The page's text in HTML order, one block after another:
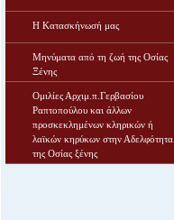
Η Κατασκήνωσή μας
Μηνύματα από τη ζωή της Οσίας
Ξένης
Ομιλίες Αρχιμ.π.Γερβασίου
Ραπτοπούλου και άλλων
προσκεκλημένων κληρικών ή
λαϊκών κηρύκων στην Αδελφότητα
της Οσίας ξένης